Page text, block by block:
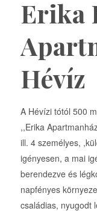
Erika
Hévíz
A Hévízi tótól 500
,,Erika
ill. 4 személyes,
igényesen, a mai
berendezve és
napfényes
családias, nyugodt